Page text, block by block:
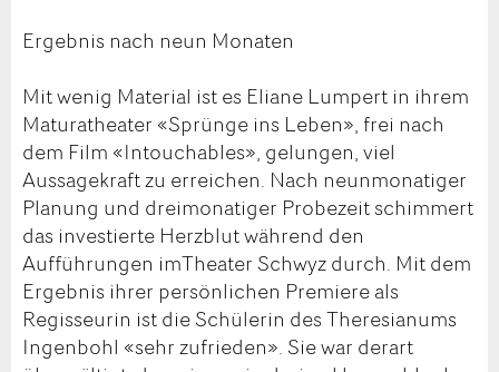
Ergebnis nach neun Monaten
Mit wenig Material ist es Eliane Lumpert in ihrem
Maturatheater «Sprünge ins Leben», frei nach
dem Film «Intouchables», gelungen, viel
Aussagekraft zu erreichen. Nach neunmonatiger
Planung und dreimonatiger Probezeit schimmert
das investierte Herzblut während den
Aufführungen imTheater Schwyz durch. Mit dem
Ergebnis ihrer persönlichen Premiere als
Regisseurin ist die Schülerin des Theresianums
Ingenbohl «sehr zufrieden». Sie war derart